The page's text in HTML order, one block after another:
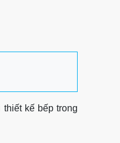
kế bếp trong